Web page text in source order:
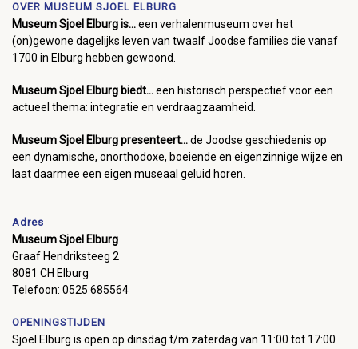
OVER MUSEUM SJOEL ELBURG
Museum Sjoel Elburg is...een verhalenmuseum over het
(on)gewone dagelijks leven van twaalf Joodse families die vanaf
1700 in Elburg hebben gewoond.
Museum Sjoel Elburg biedt...een historisch perspectief voor een
actueel thema: integratie en verdraagzaamheid.
Museum Sjoel Elburg presenteert...de Joodse geschiedenis op
een dynamische, onorthodoxe, boeiende en eigenzinnige wijze en
laat daarmee een eigen museaal geluid horen.
Adres
Museum Sjoel Elburg
Graaf Hendriksteeg 2
8081 CH Elburg
Telefoon: 0525 685564
OPENINGSTIJDEN
Sjoel Elburg is open op dinsdag t/m zaterdag van 11:00 tot 17:00